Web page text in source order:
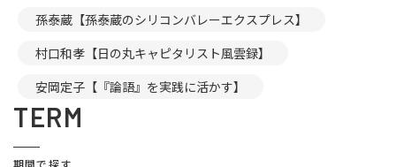
孫泰蔵【孫泰蔵のシリコンバレーエクスプレス】
村口和孝【日の丸キャピタリスト風雲録】
安岡定子【『論語』を実践に活かす】
TERM
期間で探す